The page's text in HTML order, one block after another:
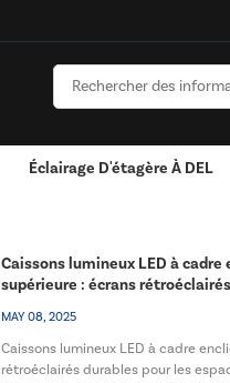
Éclairage D'étagère À DEL
Caissons lumineux LED à
supérieure : écrans
MAY 08, 2025
Caissons lumineux LED à cadre
rétroéclairés durables pour les